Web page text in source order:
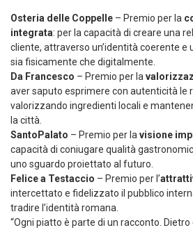
Osteria delle Coppelle – Premio per la
integrata: per la capacità di creare una
cliente, attraverso un’identità coerente e
sia fisicamente che digitalmente.
Da Francesco – Premio per la
aver saputo esprimere con autenticità le
valorizzando ingredienti locali e
la città.
SantoPalato – Premio per la visione
capacità di coniugare qualità
uno sguardo proiettato al futuro.
Felice a Testaccio – Premio per l’
intercettato e fidelizzato il pubblico
tradire l’identità romana.
“Ogni piatto è parte di un racconto. Dietro